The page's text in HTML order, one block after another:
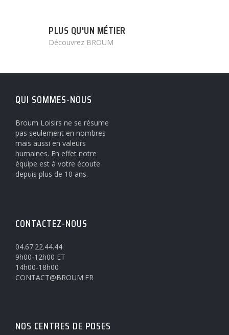
PLUS QU'UN MÉTIER
Découvrez BROUM
QUI SOMMES-NOUS
Broum Loisirs ne se résume
pas seulement en nombres
mais aussi en valeurs
humaines. En effet notre
équipe est à votre écoute
depuis plus de 10 ans.
CONTACTEZ-NOUS
04.67.22.44.44
9h00-12h00 ET
14h00-18h00
CONTACT@BROUM.FR
NOS CENTRES DE POSES